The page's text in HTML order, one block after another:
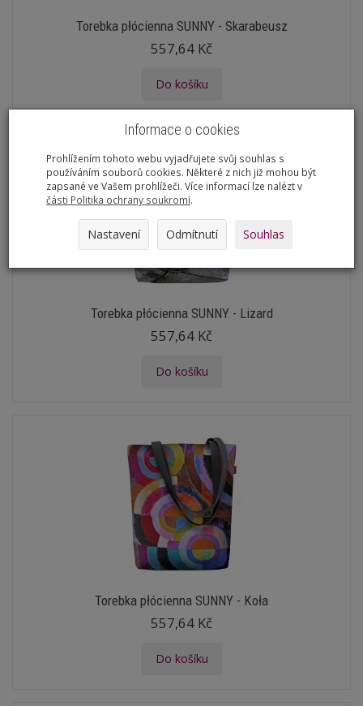
Torebka płócienna SUNNY - Skarabeusz
557,64 Kč
Do košíku
Torebka płócienna SUNNY - Lizard
557,64 Kč
Do košíku
Torebka płócienna SUNNY - Koła
557,64 Kč
Do košíku
Informace o cookies
Prohlížením tohoto webu vyjadřujete svůj souhlas s
používáním souborů cookies. Některé z nich již mohou být
zapsané ve Vašem prohlížeči. Více informací lze nalézt v
části Politika ochrany soukromí.
Nastavení Odmítnutí Souhlas